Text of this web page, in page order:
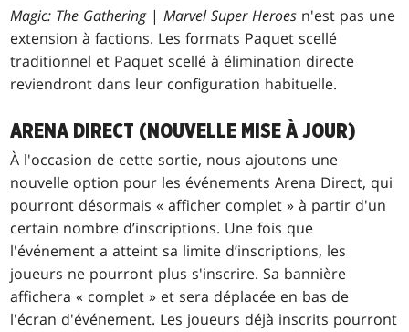
Magic: The Gathering|Marvel Super Heroes n'est pas une
extension à factions. Les formats Paquet scellé
traditionnel et Paquet scellé à élimination directe
reviendront dans leur configuration habituelle.
ARENA DIRECT (NOUVELLE MISE À JOUR)
À l'occasion de cette sortie, nous ajoutons une
nouvelle option pour les événements Arena Direct, qui
pourront désormais « afficher complet » à partir d'un
certain nombre d’inscriptions. Une fois que
l'événement a atteint sa limite d’inscriptions, les
joueurs ne pourront plus s'inscrire. Sa bannière
affichera « complet » et sera déplacée en bas de
l'écran d'événement. Les joueurs déjà inscrits pourront